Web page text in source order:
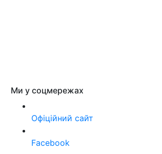
Ми у соцмережах
Офіційний сайт
Facebook